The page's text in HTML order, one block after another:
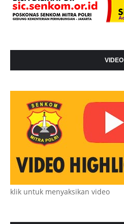
VIDEO
klik untuk menyaksikan video